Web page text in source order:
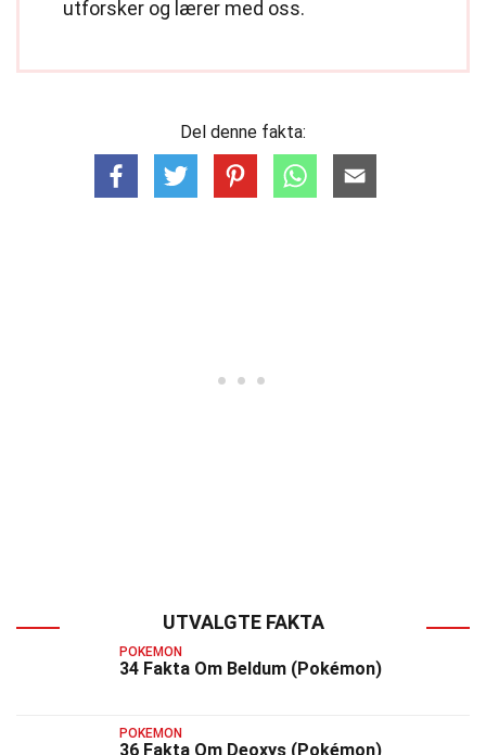
utforsker og lærer med oss.
Del denne fakta:
UTVALGTE FAKTA
POKEMON
34 Fakta Om Beldum (Pokémon)
POKEMON
36 Fakta Om Deoxys (Pokémon)